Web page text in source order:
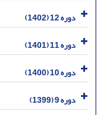
دوره 12 (1402)
دوره 11 (1401)
دوره 10 (1400)
دوره 9 (1399)